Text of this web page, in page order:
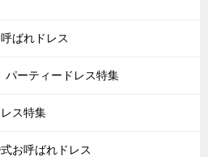
ばれドレス
パーティードレス特集
ス特集
お呼ばれドレス